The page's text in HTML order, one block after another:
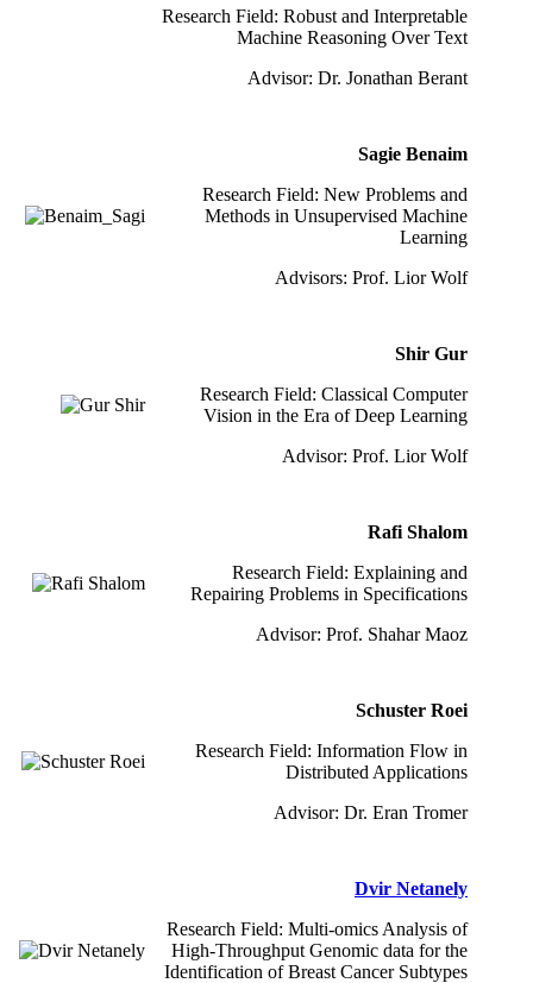
Research Field: Robust and Interpretable
Machine Reasoning Over Text
Advisor: Dr. Jonathan Berant
Sagie Benaim
Research Field: New Problems and
Methods in Unsupervised Machine
Learning
Advisors: Prof. Lior Wolf
Shir Gur
Research Field: Classical Computer
Vision in the Era of Deep Learning
Advisor: Prof. Lior Wolf
Rafi Shalom
Research Field: Explaining and
Repairing Problems in Specifications
Advisor: Prof. Shahar Maoz
Schuster Roei
Research Field: Information Flow in
Distributed Applications
Advisor: Dr. Eran Tromer
Dvir Netanely
Research Field: Multi-omics Analysis of
High-Throughput Genomic data for the
Identification of Breast Cancer Subtypes